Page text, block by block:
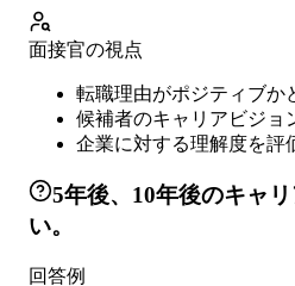
面接官の視点
転職理由がポジティブか
候補者のキャリアビジョ
企業に対する理解度を評
5年後、10年後のキャ
い。
回答例